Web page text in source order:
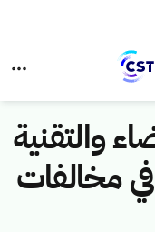
والتقنية
مخالفات